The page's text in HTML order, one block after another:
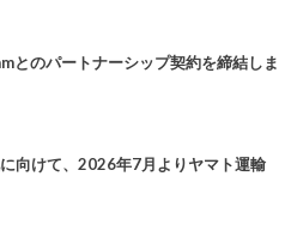
とのパートナーシップ契約を締結しま
向けて、2026年7月よりヤマト運輸